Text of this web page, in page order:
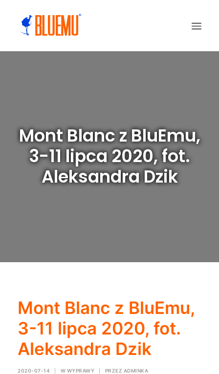
Mont Blanc z BluEmu,
3-11 lipca 2020, fot.
Aleksandra Dzik
Mont Blanc z BluEmu,
3-11 lipca 2020, fot.
Aleksandra Dzik
2020-07-14 W WYPRAWY PRZEZ ADMINKA